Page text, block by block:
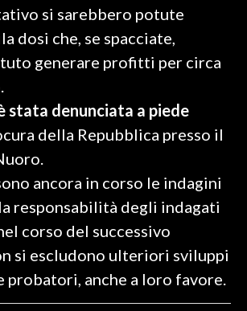
si sarebbero potute
dosi che, se spacciate,
generare profitti per circa
stata denunciata a piede
della Repubblica presso il
ancora in corso le indagini
responsabilità degli indagati
corso del successivo
si escludono ulteriori sviluppi
probatori, anche a loro favore.